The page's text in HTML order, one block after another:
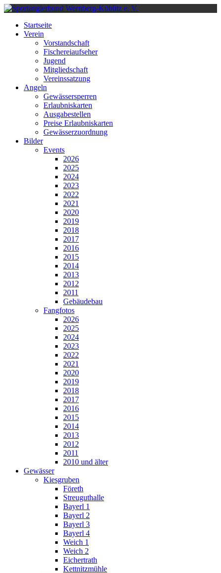
Startseite
Verein
Vorstandschaft
Fischereiaufseher
Jugend
Mitgliedschaft
Vereinssatzung
Angeln
Gewässersperren
Erlaubniskarten
Ausgabestellen
Preise Erlaubniskarten
Gewässerzuordnung
Bilder
Events
2026
2025
2024
2023
2022
2021
2020
2019
2018
2017
2016
2015
2014
2013
2012
2011
Gebäudebau
Fangfotos
2026
2025
2024
2023
2022
2021
2020
2019
2018
2017
2016
2015
2014
2013
2012
2011
2010 und älter
Gewässer
Kiesgruben
Företh
Streuguthalle
Bayerl 1
Bayerl 2
Bayerl 3
Bayerl 4
Weich 1
Weich 2
Eichertrath
Kettnitzmühle